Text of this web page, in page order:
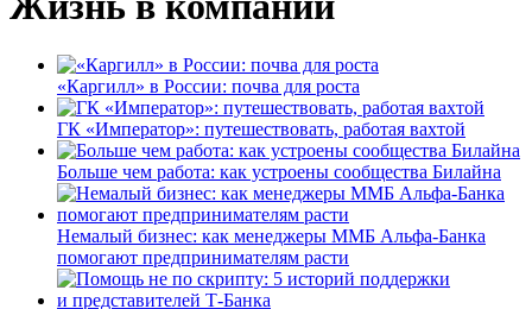
«Каргилл» в России: почва для роста
ГК «Император»: путешествовать, работая вахтой
Больше чем работа: как устроены сообщества Билайна
Немалый бизнес: как менеджеры ММБ Альфа-Банка
помогают предпринимателям расти